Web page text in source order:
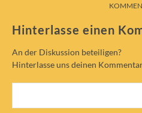
Hinterlasse einen
An der Diskussion beteiligen?
Hinterlasse uns deinen